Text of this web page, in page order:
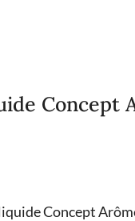
Concept